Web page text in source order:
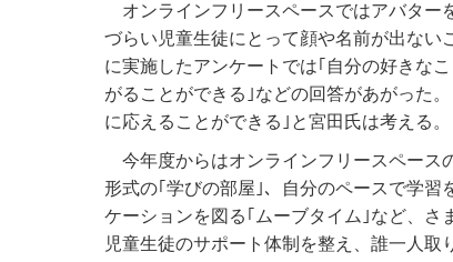
オンラインフリースペースではアバター
づらい児童生徒にとって顔や名前が出ない
に実施したアンケートでは｢自分の好きな
がることができる｣などの回答があがった
に応えることができる｣と宮田氏は考える。
今年度からはオンラインフリースペース
形式の｢学びの部屋｣、自分のペースで学習
ケーションを図る｢ムーブタイム｣など、
児童生徒のサポート体制を整え、誰一人取